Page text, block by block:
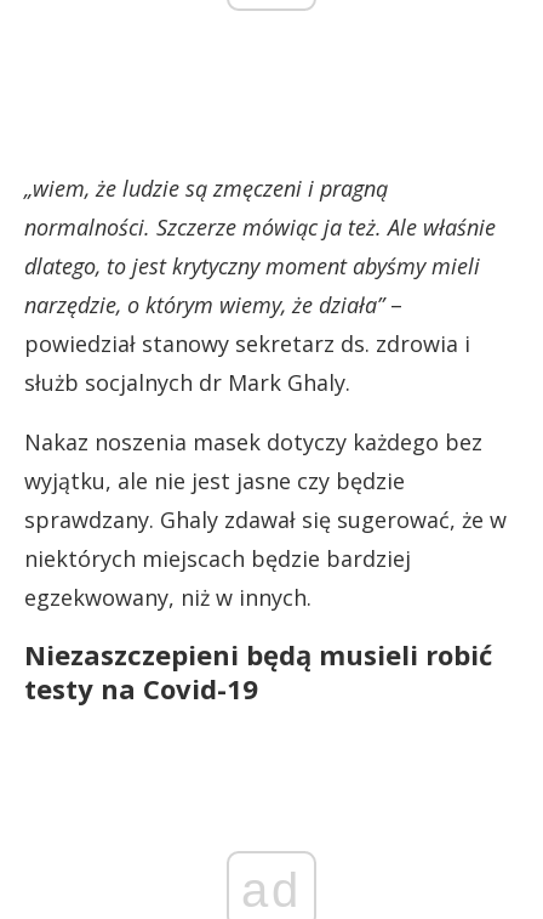
„wiem, że ludzie są zmęczeni i pragną
normalności. Szczerze mówiąc ja też. Ale właśnie
dlatego, to jest krytyczny moment abyśmy mieli
narzędzie, o którym wiemy, że działa”–
powiedział stanowy sekretarz ds. zdrowia i
służb socjalnych dr Mark Ghaly.
Nakaz noszenia masek dotyczy każdego bez
wyjątku, ale nie jest jasne czy będzie
sprawdzany. Ghaly zdawał się sugerować, że w
niektórych miejscach będzie bardziej
egzekwowany, niż w innych.
Niezaszczepieni będą musieli robić
testy na Covid-19
ad